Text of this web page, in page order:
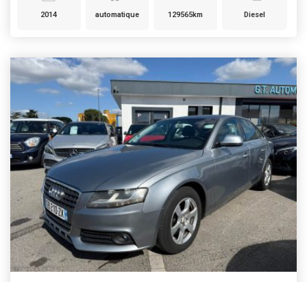
2014 automatique 129565km Diesel